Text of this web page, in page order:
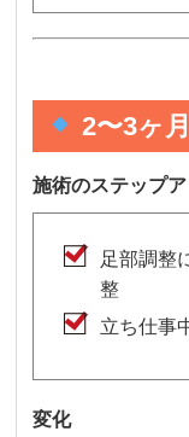
2〜3ヶ
施術のステップ
足部調整
整
立ち仕事
変化